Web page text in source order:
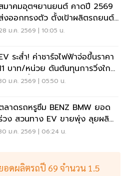
มาคมอุตฯยานยนต์ คาดปี 2569
งออกทรงตัว ตั้งเป้าผลิตรถยนต์
ล้านคัน
ม.ค. 2569 | 10:05 น.
ระสํ่า! ค่าชาร์จไฟฟ้าจ่อขึ้นราคา
บาท/หน่วย ดันต้นทุนการวิ่งใกล้
คียงรถนํ้ามัน
ม.ค. 2569 | 05:50 น.
ลาดรถหรูซึม BENZ BMW ยอด
วง สวนทาง EV ขายพุ่ง ลุยผลิต
ทย-นำเข้าจีน
ม.ค. 2569 | 06:24 น.
อดผลิตรถปี 69 จำนวน 1.5